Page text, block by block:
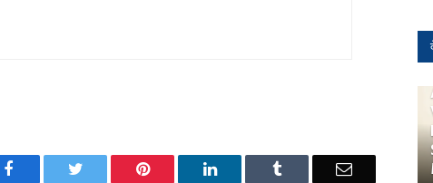
Facebook Twitter Pinterest LinkedIn Tumblr Email